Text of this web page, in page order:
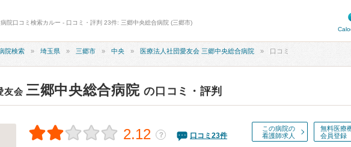
病院口コミ検索カルー - 口コミ・評判 23件: 三郷中央総合病院 (三郷市)
院検索 埼玉県 三郷市 中央 医療法人社団愛友会 三郷中央総合病院 口コミ
友会 三郷中央総合病院 の口コミ・評判
この病院の
看護師求人
無料医療
会員登録
2.12 ？ 口コミ 23件